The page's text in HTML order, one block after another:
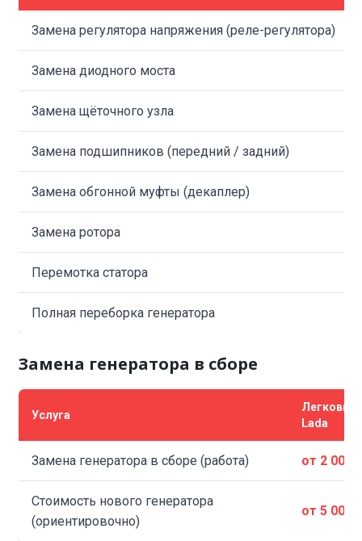
Замена регулятора напряжения (реле-регулятора)
Замена диодного моста
Замена щёточного узла
Замена подшипников (передний / задний)
Замена обгонной муфты (декаплер)
Замена ротора
Перемотка статора
Полная переборка генератора
Замена генератора в сборе
Услуга
Легковые
Lada
Замена генератора в сборе (работа) от 2 000
Стоимость нового генератора
(ориентировочно)
от 5 000